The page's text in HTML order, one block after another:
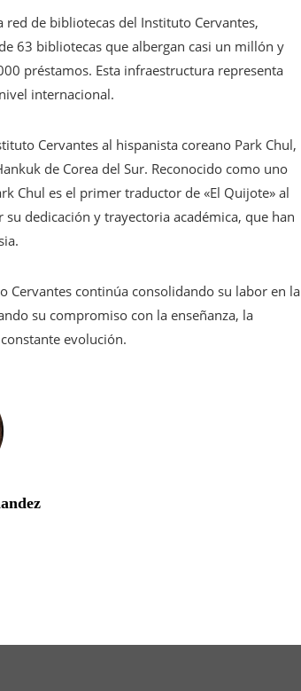
de bibliotecas del Instituto Cervantes,
63 bibliotecas que albergan casi un millón y
préstamos. Esta infraestructura representa
internacional.
Cervantes al hispanista coreano Park Chul,
de Corea del Sur. Reconocido como uno
Chul es el primer traductor de «El Quijote» al
dedicación y trayectoria académica, que han
Cervantes continúa consolidando su labor en la
su compromiso con la enseñanza, la
evolución.